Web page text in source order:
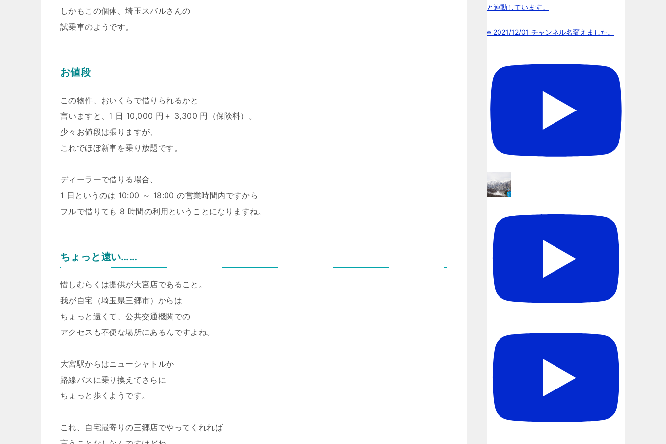
しかもこの個体、埼玉スバルさんの
試乗車のようです。
お値段
この物件、おいくらで借りられるかと
言いますと、1 日 10,000 円＋ 3,300 円（保険料）。
少々お値段は張りますが、
これでほぼ新車を乗り放題です。
ディーラーで借りる場合、
1 日というのは 10:00 ～ 18:00 の営業時間内ですから
フルで借りても 8 時間の利用ということになりますね。
ちょっと遠い……
惜しむらくは提供が大宮店であること。
我が自宅（埼玉県三郷市）からは
ちょっと遠くて、公共交通機関での
アクセスも不便な場所にあるんですよね。
大宮駅からはニューシャトルか
路線バスに乗り換えてさらに
ちょっと歩くようです。
これ、自宅最寄りの三郷店でやってくれれば
と連動しています。
※ 2021/12/01 チャンネル名変えました。